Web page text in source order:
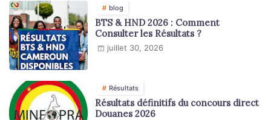
blog
BTS & HND 2026 : Comment
Consulter les Résultats ?
juillet 30, 2026
Résultats
Résultats définitifs du concours direct
Douanes 2026